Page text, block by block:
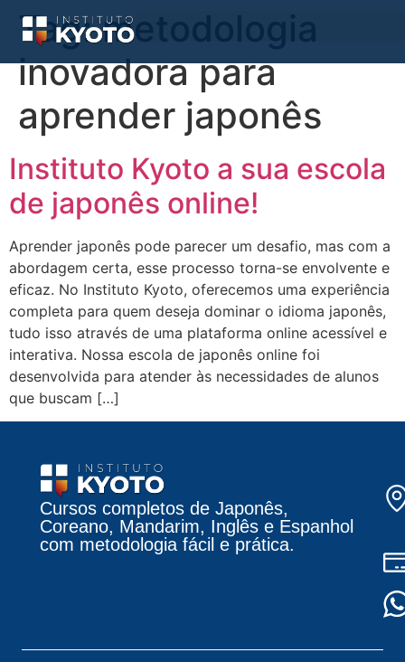
Tag:metodologia
inovadora para
aprender japonês
Instituto Kyoto a sua escola
de japonês online!
Aprender japonês pode parecer um desafio, mas com a
abordagem certa, esse processo torna-se envolvente e
eficaz. No Instituto Kyoto, oferecemos uma experiência
completa para quem deseja dominar o idioma japonês,
tudo isso através de uma plataforma online acessível e
interativa. Nossa escola de japonês online foi
desenvolvida para atender às necessidades de alunos
que buscam […]
Cursos completos de Japonês,
Coreano, Mandarim, Inglês e Espanhol
com metodologia fácil e prática.